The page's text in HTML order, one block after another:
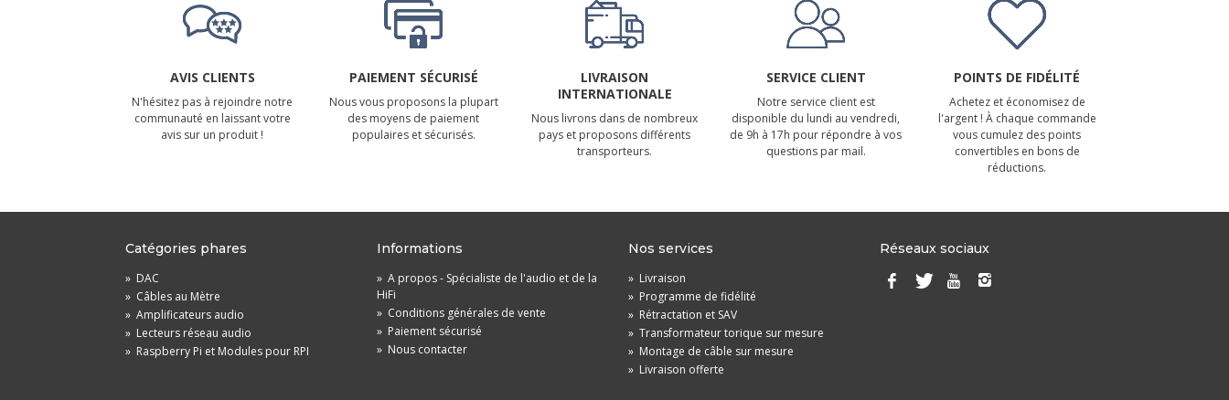
AVIS CLIENTS
N'hésitez pas à rejoindre notre
communauté en laissant votre
avis sur un produit !
PAIEMENT SÉCURISÉ
Nous vous proposons la plupart
des moyens de paiement
populaires et sécurisés.
LIVRAISON
INTERNATIONALE
Nous livrons dans de nombreux
pays et proposons différents
transporteurs.
SERVICE CLIENT
Notre service client est
disponible du lundi au vendredi,
de 9h à 17h pour répondre à vos
questions par mail.
POINTS DE FIDÉLITÉ
Achetez et économisez de
l'argent ! À chaque commande
vous cumulez des points
convertibles en bons de
réductions.
Catégories phares
» DAC
» Câbles au Mètre
» Amplificateurs audio
» Lecteurs réseau audio
» Raspberry Pi et Modules pour RPI
Informations
» A propos - Spécialiste de l'audio et de la
HiFi
» Conditions générales de vente
» Paiement sécurisé
» Nous contacter
Nos services
» Livraison
» Programme de fidélité
» Rétractation et SAV
» Transformateur torique sur mesure
» Montage de câble sur mesure
» Livraison offerte
Réseaux sociaux